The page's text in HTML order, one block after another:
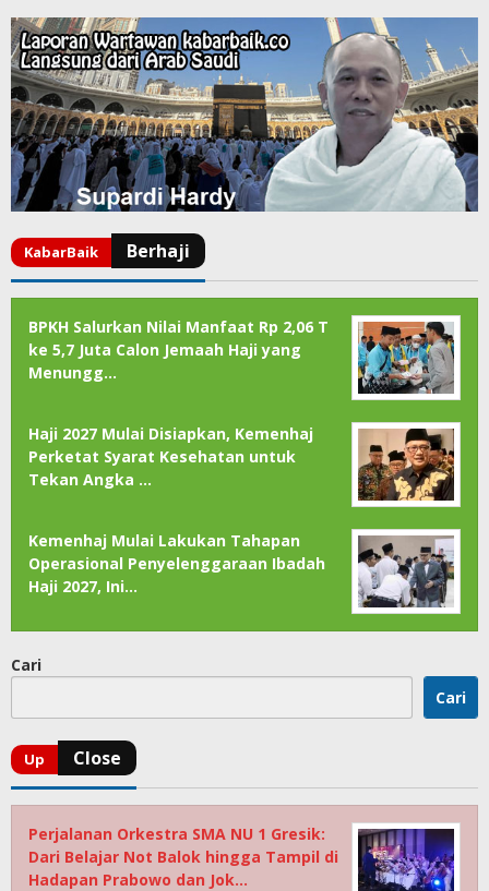
BPKH Salurkan Nilai Manfaat Rp 2,06 T
ke 5,7 Juta Calon Jemaah Haji yang
Menungg…
Haji 2027 Mulai Disiapkan, Kemenhaj
Perketat Syarat Kesehatan untuk
Tekan Angka …
Kemenhaj Mulai Lakukan Tahapan
Operasional Penyelenggaraan Ibadah
Haji 2027, Ini…
Cari
Cari
Perjalanan Orkestra SMA NU 1 Gresik:
Dari Belajar Not Balok hingga Tampil di
Hadapan Prabowo dan Jok…